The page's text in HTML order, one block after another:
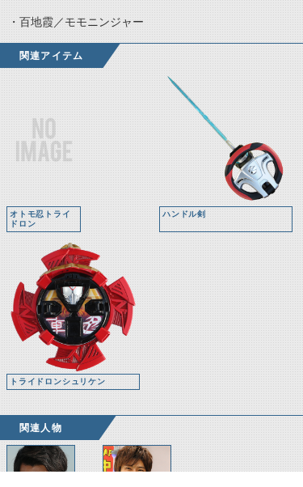
・百地霞／モモニンジャー
関連アイテム
オトモ忍トライ
ドロン
ハンドル剣
トライドロンシュリケン
関連人物